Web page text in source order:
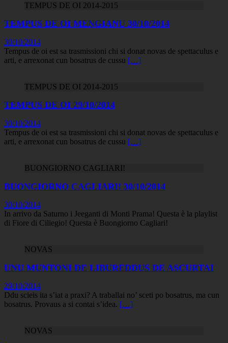
TEMPUS DE OI 2014-2015
TEMPUS DE OI MENGIANU 30/10/2014
30/10/2014
Tempus de oi est sa trasmissioni chi si donat novas de spettaculus e
arti, e arrexonat cun bosatrus de cussu […]
TEMPUS DE OI 2014-2015
TEMPUS DE OI 29/10/2014
30/10/2014
Tempus de oi est sa trasmissioni chi si donat novas de spettaculus e
arti, e arrexonat cun bosatrus de cussu […]
BUONGIORNO CAGLIARI!
BUONGIORNO CAGLIARI! 30/10/2014
30/10/2014
In arrivo da Saturno i Jeeganti di Monti Prama! Questa è la playlist
di Fiore di Ciliegio! Questa è Buongiorno Cagliari!
NOVAS
UNU MUNTONI DE LIBUREDDUS DE ASCURTAI
29/10/2014
Ddu scieis ita s’iat a praxi? A traballai no’ sceti po bosatrus, ma cun
bosatrus. Provaus a si contai s’idea. […]
NOVAS